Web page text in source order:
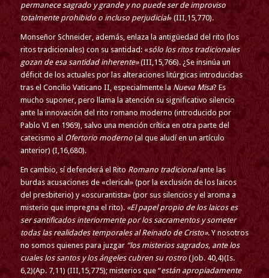
permanece sagrado y grande y no puede ser de improviso
totalmente prohibido o incluso perjudicial» (III,15,770).
Monseñor Schneider, además, enlaza la antigüedad del rito (los
ritos tradicionales) con su santidad: «sólo los ritos tradicionales
gozan de esa santidad inherente»(III,15,766). ¿Se insinúa un
déficit de los actuales por las alteraciones litúrgicas introducidas
tras el Concilio Vaticano II, especialmente laNueva Misa? Es
mucho suponer, pero llama la atención su significativo silencio
ante la innovación del rito romano moderno (introducido por
Pablo VI en 1969), salvo una mención crítica en otra parte del
catecismo al Ofertorio moderno(al que aludí en un artículo
anterior) (I,16,680).
En cambio, sí defenderá el Rito Romano tradicionalante las
burdas acusaciones de «clerical» (por la exclusión de los laicos
del presbiterio) y «oscurantista» (por sus silencios y el aroma a
misterio que impregna el rito). «El papel propio de los laicos es
ser santificados interiormente por los sacramentos y someter
todas las realidades temporales al Reinado de Cristo». Y nosotros
no somos quienes para juzgar“los misterios sagrados, ante los
cuales los santos y los ángeles cubren su rostro(Job. 40,4)(Is.
6,2)(Ap. 7,11) (III,15,775); misterios que “están apropiadamente